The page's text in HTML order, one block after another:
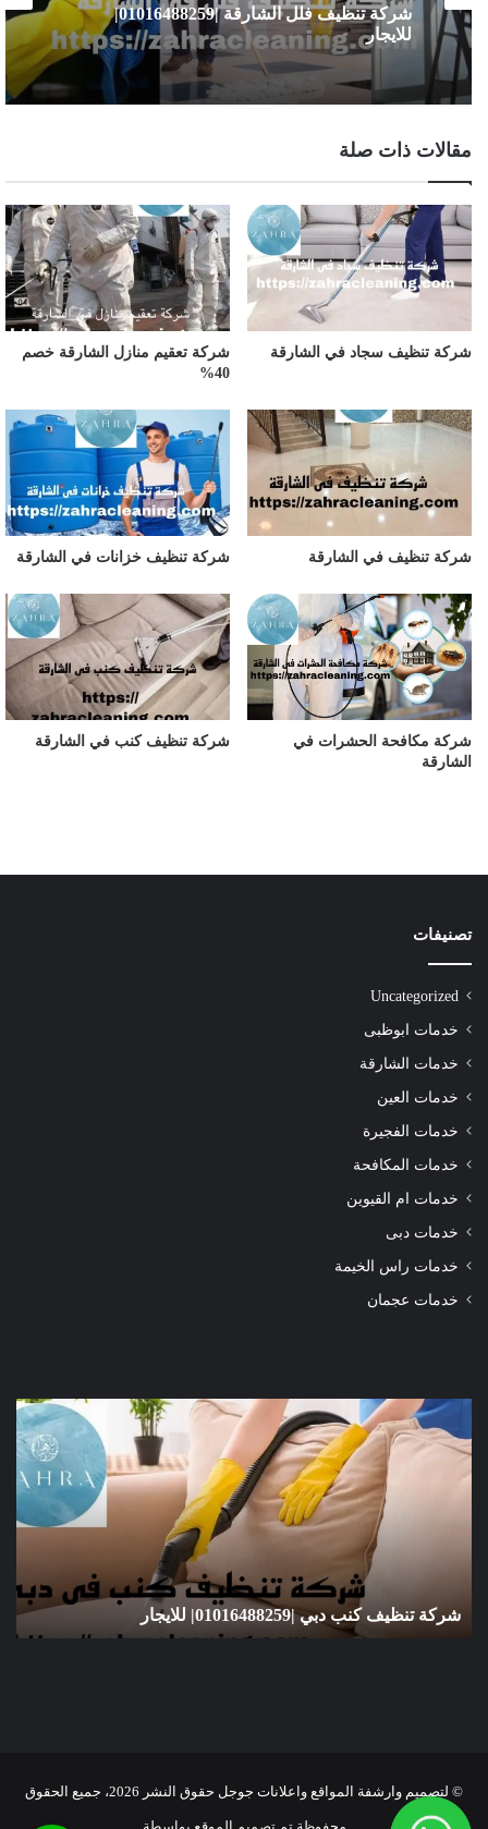
شركة تنظيف فلل الشارقة |01016488259|
للايجار
مقالات ذات صلة
شركة تنظيف سجاد في الشارقة
شركة تعقيم منازل الشارقة خصم
40%
شركة تنظيف في الشارقة شركة تنظيف خزانات في الشارقة
شركة مكافحة الحشرات في
الشارقة
شركة تنظيف كنب في الشارقة
تصنيفات
Uncategorized
خدمات ابوظبى
خدمات الشارقة
خدمات العين
خدمات الفجيرة
خدمات المكافحة
خدمات ام القيوين
خدمات دبى
خدمات راس الخيمة
خدمات عجمان
شركة
تنظيف
سجاد
الشارقة
|01016488259|
للايجار
شركة تنظيف سجاد الشارقة |01016488259|
© لتصميم وارشفة المواقع واعلانات جوجل حقوق النشر 2026، جميع الحقوق